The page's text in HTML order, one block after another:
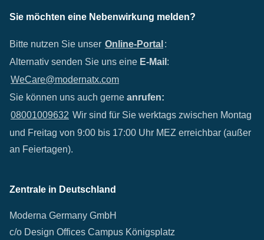
Sie möchten eine Nebenwirkung melden?
Bitte nutzen Sie unser Online-Portal :
Alternativ senden Sie uns eine E-Mail :
WeCare@modernatx.com
Sie können uns auch gerne anrufen:
08001009632 Wir sind für Sie werktags zwischen Montag
und Freitag von 9:00 bis 17:00 Uhr MEZ erreichbar (außer
an Feiertagen).
Zentrale in Deutschland
Moderna Germany GmbH
c/o Design Offices Campus Königsplatz